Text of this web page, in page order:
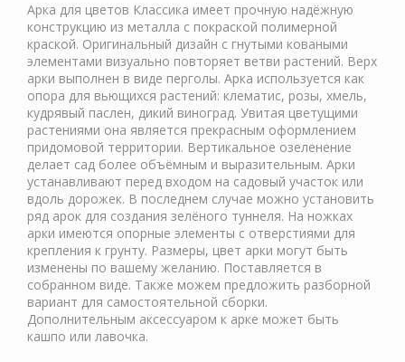
Арка для цветов Классика имеет прочную надёжную
конструкцию из металла с покраской полимерной
краской. Оригинальный дизайн с гнутыми коваными
элементами визуально повторяет ветви растений. Верх
арки выполнен в виде перголы. Арка используется как
опора для вьющихся растений: клематис, розы, хмель,
кудрявый паслен, дикий виноград. Увитая цветущими
растениями она является прекрасным оформлением
придомовой территории. Вертикальное озеленение
делает сад более объёмным и выразительным. Арки
устанавливают перед входом на садовый участок или
вдоль дорожек. В последнем случае можно установить
ряд арок для создания зелёного туннеля. На ножках
арки имеются опорные элементы с отверстиями для
крепления к грунту. Размеры, цвет арки могут быть
изменены по вашему желанию. Поставляется в
собранном виде. Также можем предложить разборной
вариант для самостоятельной сборки.
Дополнительным аксессуаром к арке может быть
кашпо или лавочка.